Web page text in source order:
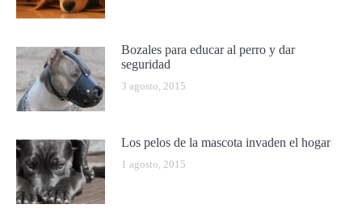
Bozales para educar al perro y dar
seguridad
3 agosto, 2015
Los pelos de la mascota invaden el hogar
1 agosto, 2015